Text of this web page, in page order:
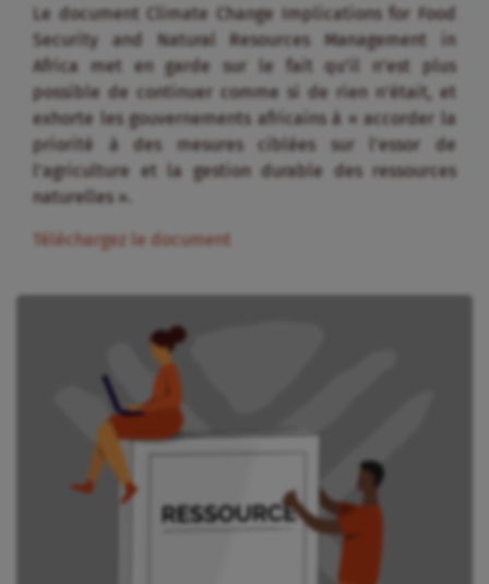
Le document Climate Change Implications for Food
Security and Natural Resources Management in
Africa met en garde sur le fait qu’il n’est plus
possible de continuer comme si de rien n’était, et
exhorte les gouvernements africains à « accorder la
priorité à des mesures ciblées sur l’essor de
l’agriculture et la gestion durable des ressources
naturelles ».
Téléchargez le document